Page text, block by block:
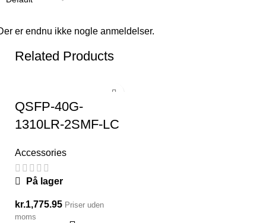
er endnu ikke nogle anmeldelser.
Related Products
QSFP-40G-
1310LR-2SMF-LC
Accessories
På lager
kr.1,775.95 Priser uden
moms